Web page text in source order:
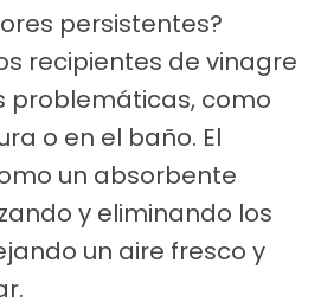
persistentes?
recipientes de vinagre
problemáticas, como
o en el baño. El
un absorbente
y eliminando los
un aire fresco y